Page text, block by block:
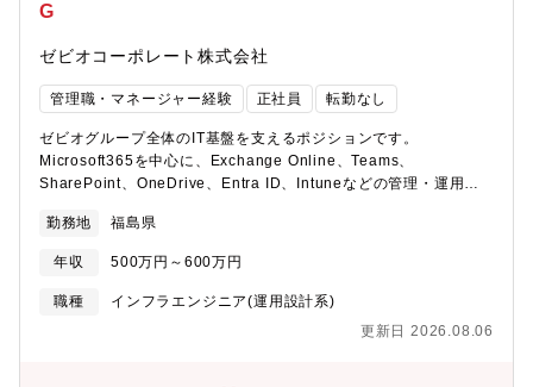
ションの魅力】■900拠点規模の変革を動かすやりがい担当する施
件。自らの企画・推進が事業全体の変革につながります。■「IT導
入」ではなく「経営課題解決」現場の課題を整理し、経営層や事
業責任者と議論しながら最適な仕組みを設計。ITと業務の両面か
トに携われる福島県郡山市勤務・転勤なし。地域に根差しながら
全国規模の改革プロジェクトを経験できます。★充実の福利厚
生・制度★・福利厚生・各種制度・昇給年1回（昨年度実績：
4％）・賞与年2回・通勤手当支給・住宅手当（10,000円～
度・社員割引購入制度・出産・育児支援制度・育児休業・介護休
ん・乳がん・前立腺がん・脳ドック・腫瘍マーカー・付加健
診）・業務改善・サービス向上表彰制度 （チーム表彰・個人表
G
ゼビオコーポレート株式会社
管理職・マネージャー経験 正社員 転勤なし
ゼビオグループ全体のIT基盤を支えるポジションです。
Microsoft365を中心に、Exchange Online、Teams、
SharePoint、OneDrive、Entra ID、Intuneなどの管理・運用を
や業務標準化、自動化推進にも携わることができるため、
Microsoft365管理者として専門性を高められる環境です。【業務
詳細】＜Microsoft 365を中心としたIT運用のセキュリティ標準
化・プロセス改善＞・Microsoft 365（Exchange, Teams,
善・アカウント・ライセンス管理の実務、およびセキュリティ強
勤務地 福島県
年収 500万円～600万円
職種
インフラエンジニア(運用設計系)
更新日 2026.08.06